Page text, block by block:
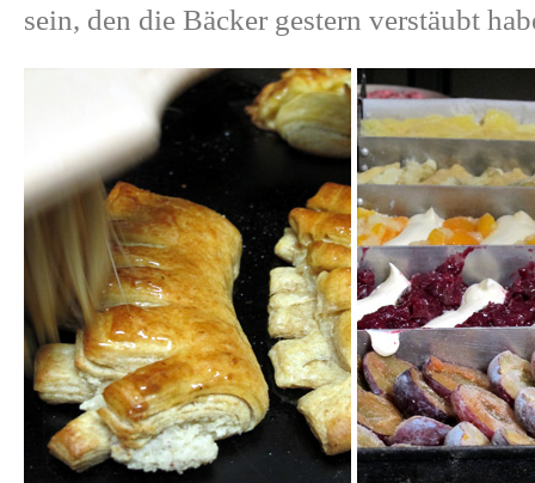
sein, den die Bäcker gestern verstäubt